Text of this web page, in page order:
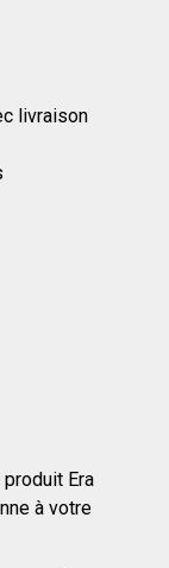
livraison
Era
à votre